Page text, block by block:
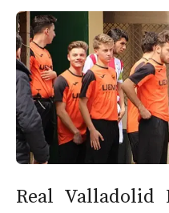
Real Valladolid